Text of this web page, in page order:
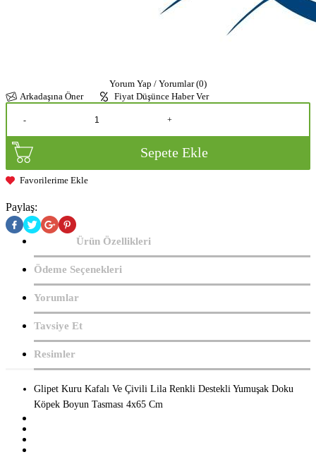
Yorum Yap / Yorumlar (0)
Arkadaşına Öner
Fiyat Düşünce Haber Ver
- +
Sepete Ekle
Favorilerime Ekle
Paylaş:
Ürün Özellikleri
Ödeme Seçenekleri
Yorumlar
Tavsiye Et
Resimler
Glipet Kuru Kafalı Ve Çivili Lila Renkli Destekli Yumuşak Doku
Köpek Boyun Tasması 4x65 Cm